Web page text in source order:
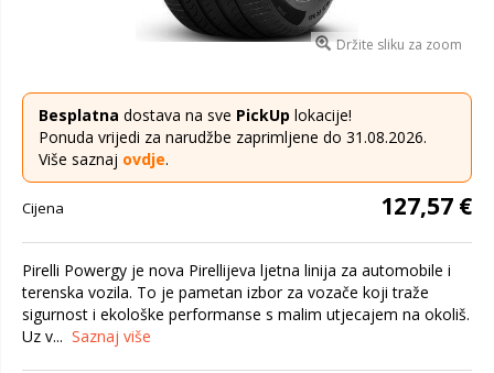
Držite sliku za zoom
Besplatna dostava na sve PickUp lokacije!
Ponuda vrijedi za narudžbe zaprimljene do 31.08.2026.
Više saznaj ovdje.
Cijena 127,57 €
Pirelli Powergy je nova Pirellijeva ljetna linija za automobile i
terenska vozila. To je pametan izbor za vozače koji traže
sigurnost i ekološke performanse s malim utjecajem na okoliš.
Uz v... Saznaj više